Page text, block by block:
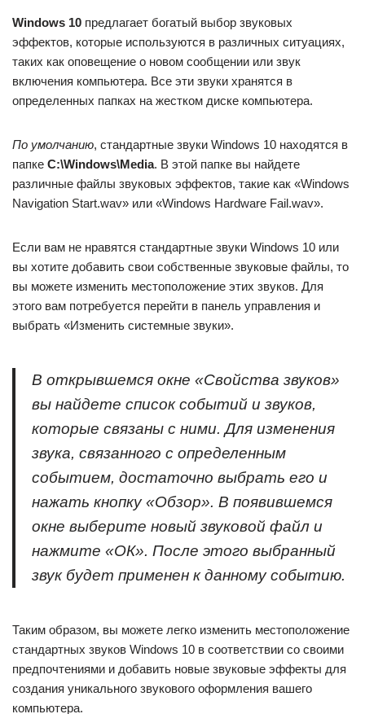
Windows 10 предлагает богатый выбор звуковых
эффектов, которые используются в различных ситуациях,
таких как оповещение о новом сообщении или звук
включения компьютера. Все эти звуки хранятся в
определенных папках на жестком диске компьютера.
По умолчанию, стандартные звуки Windows 10 находятся в
папке C:\Windows\Media. В этой папке вы найдете
различные файлы звуковых эффектов, такие как «Windows
Navigation Start.wav» или «Windows Hardware Fail.wav».
Если вам не нравятся стандартные звуки Windows 10 или
вы хотите добавить свои собственные звуковые файлы, то
вы можете изменить местоположение этих звуков. Для
этого вам потребуется перейти в панель управления и
выбрать «Изменить системные звуки».
В открывшемся окне «Свойства звуков»
вы найдете список событий и звуков,
которые связаны с ними. Для изменения
звука, связанного с определенным
событием, достаточно выбрать его и
нажать кнопку «Обзор». В появившемся
окне выберите новый звуковой файл и
нажмите «ОК». После этого выбранный
звук будет применен к данному событию.
Таким образом, вы можете легко изменить местоположение
стандартных звуков Windows 10 в соответствии со своими
предпочтениями и добавить новые звуковые эффекты для
создания уникального звукового оформления вашего
компьютера.